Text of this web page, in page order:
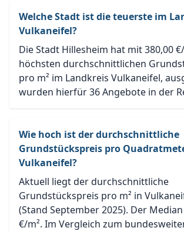
Welche Stadt ist die teuerste im
Vulkaneifel?
Die Stadt Hillesheim hat mit 380,00
höchsten durchschnittlichen
pro m² im Landkreis Vulkaneifel,
wurden hierfür 36 Angebote in der
Wie hoch ist der durchschnittliche
Grundstückspreis pro
Vulkaneifel?
Aktuell liegt der durchschnittliche
Grundstückspreis pro m² in
(Stand September 2025). Der
€/m². Im Vergleich zum